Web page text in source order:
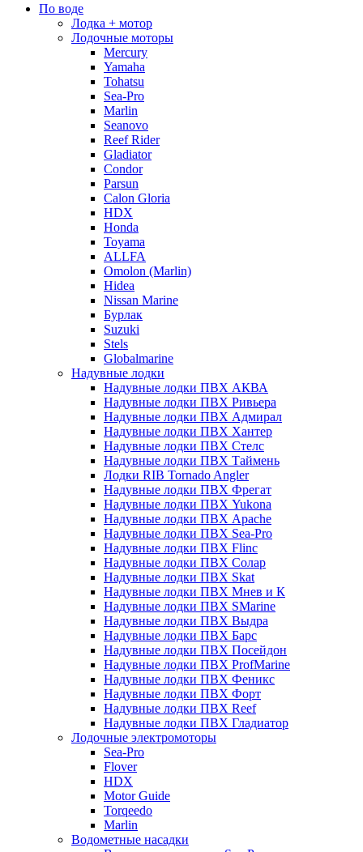
По воде
Лодка + мотор
Лодочные моторы
Mercury
Yamaha
Tohatsu
Sea-Pro
Marlin
Seanovo
Reef Rider
Gladiator
Condor
Parsun
Calon Gloria
HDX
Honda
Toyama
ALLFA
Omolon (Marlin)
Hidea
Nissan Marine
Бурлак
Suzuki
Stels
Globalmarine
Надувные лодки
Надувные лодки ПВХ АКВА
Надувные лодки ПВХ Ривьера
Надувные лодки ПВХ Адмирал
Надувные лодки ПВХ Хантер
Надувные лодки ПВХ Стелс
Надувные лодки ПВХ Таймень
Лодки RIB Tornado Angler
Надувные лодки ПВХ Фрегат
Надувные лодки ПВХ Yukona
Надувные лодки ПВХ Apache
Надувные лодки ПВХ Sea-Pro
Надувные лодки ПВХ Flinc
Надувные лодки ПВХ Солар
Надувные лодки ПВХ Skat
Надувные лодки ПВХ Мнев и К
Надувные лодки ПВХ SMarine
Надувные лодки ПВХ Выдра
Надувные лодки ПВХ Барс
Надувные лодки ПВХ Посейдон
Надувные лодки ПВХ ProfMarine
Надувные лодки ПВХ Феникс
Надувные лодки ПВХ Форт
Надувные лодки ПВХ Reef
Надувные лодки ПВХ Гладиатор
Лодочные электромоторы
Sea-Pro
Flover
HDX
Motor Guide
Torqeedo
Marlin
Водометные насадки